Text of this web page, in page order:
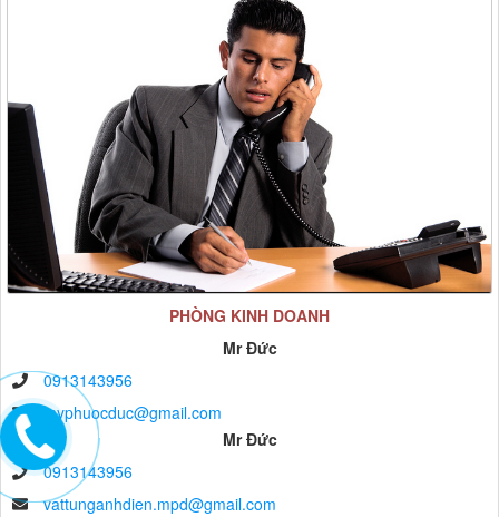
PHÒNG KINH DOANH
Mr Đức
0913143956
myphuocduc@gmail.com
Mr Đức
0913143956
vattunganhdien.mpd@gmail.com